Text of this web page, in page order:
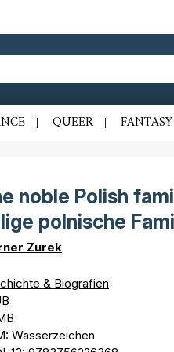
QUEER FANTASY
noble Polish
polnische
Zurek
& Biografien
Wasserzeichen